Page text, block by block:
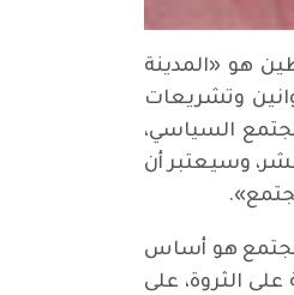
هو «المدينة
وتشريعات
السياسي،
وسيعتبر أن
هو أساس
الثروة، على